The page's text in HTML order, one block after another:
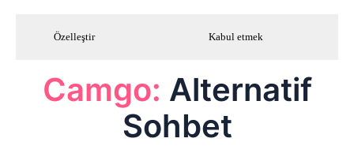
Özelleştir Kabul etmek
Camgo: Alternatif
Sohbet